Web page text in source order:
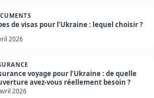
de visas pour l’Ukraine : lequel choisir ?
2026
voyage pour l’Ukraine : de quelle
avez-vous réellement besoin ?
2026